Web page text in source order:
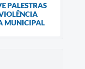
PALESTRAS
MUNICIPAL